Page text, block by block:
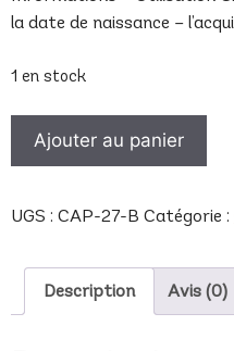
la date de naissance –
1 en stock
27
Ajouter au panier
UGS : CAP-27-B Catégorie :
Description Avis (0)